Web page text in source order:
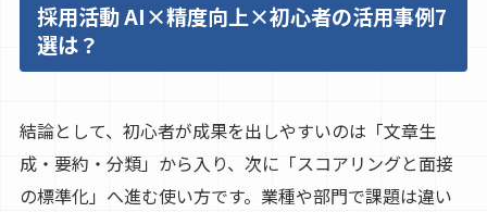
採用活動 AI×精度向上×初心者の活用事例7
選は？
結論として、初心者が成果を出しやすいのは「文章生
成・要約・分類」から入り、次に「スコアリングと面接
の標準化」へ進む使い方です。業種や部門で課題は違い